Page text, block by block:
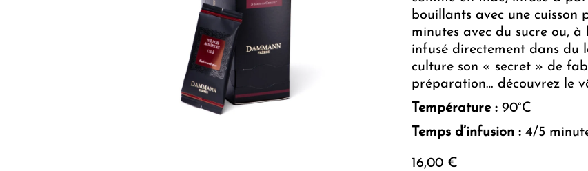
bouillants avec une cuisson
minutes avec du sucre ou,
infusé directement dans du
culture son « secret » de
préparation… découvrez le
Température :90°C
Temps d’infusion :4/5
16,00 €